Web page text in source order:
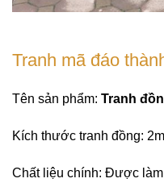
Tranh mã đáo
Tên sản phẩm: Tranh
Kích thước tranh đồng:
Chất liệu chính: Được